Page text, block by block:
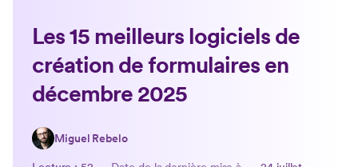
Les 15 meilleurs logiciels de
création de formulaires en
décembre 2025
Miguel Rebelo